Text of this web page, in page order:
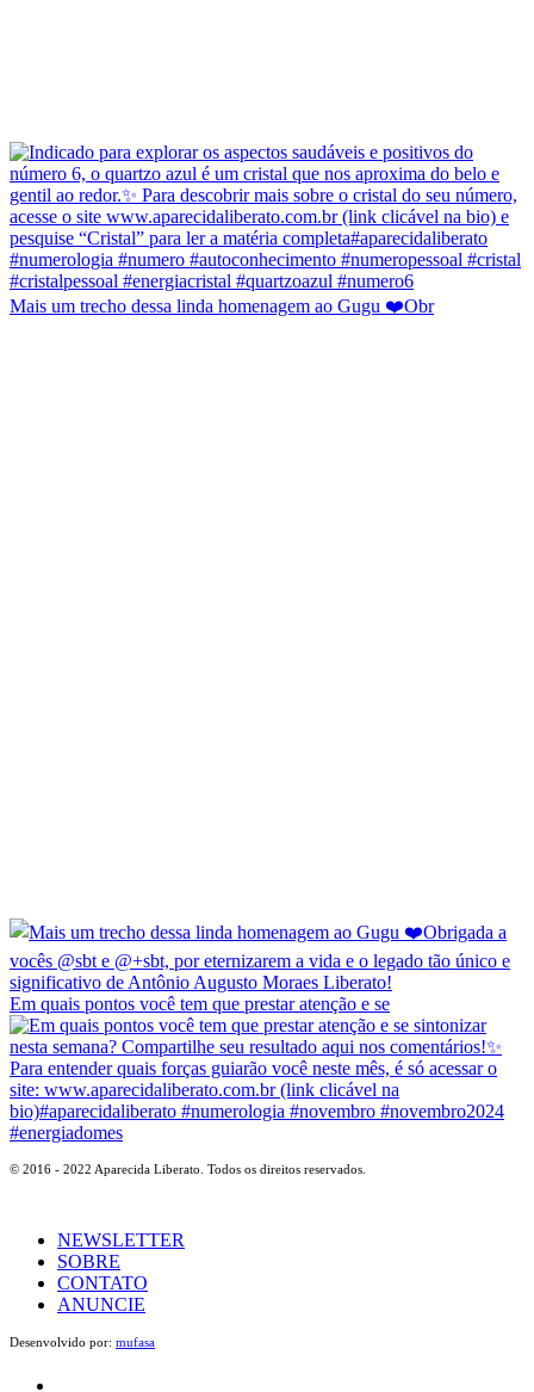
Mais um trecho dessa linda homenagem ao Gugu ❤️Obr
Em quais pontos você tem que prestar atenção e se
© 2016 - 2022 Aparecida Liberato. Todos os direitos reservados.
NEWSLETTER
SOBRE
CONTATO
ANUNCIE
Desenvolvido por: mufasa